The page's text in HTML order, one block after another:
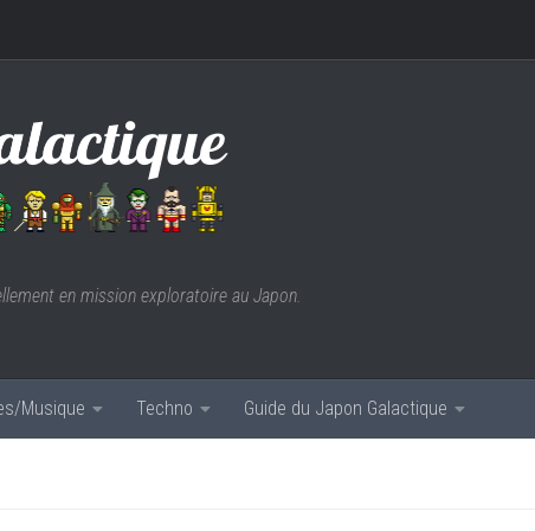
en mission exploratoire au Japon.
Musique Techno Guide du Japon Galactique